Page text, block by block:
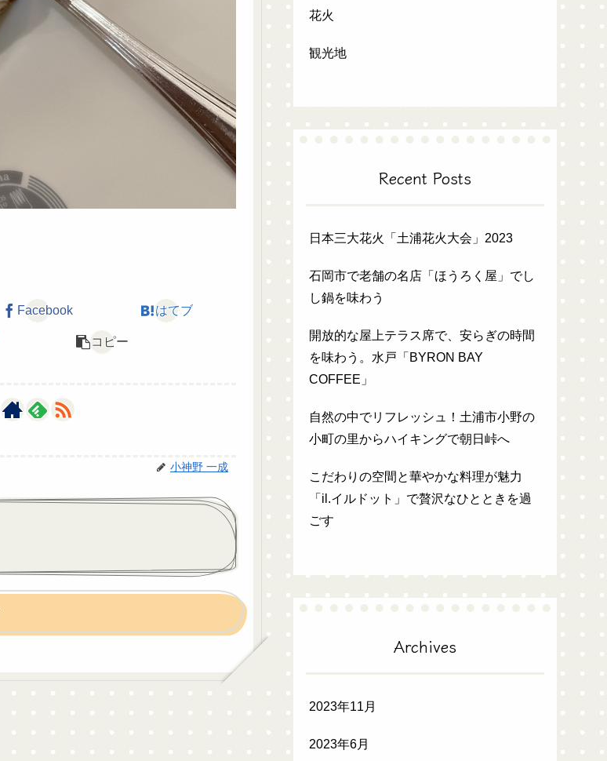
Facebook はてブ
コピー
小神野 一成
花火
観光地
Recent Posts
日本三大花火「土浦花火大会」2023
石岡市で老舗の名店「ほうろく屋」でし
し鍋を味わう
開放的な屋上テラス席で、安らぎの時間
を味わう。水戸「BYRON BAY
COFFEE」
自然の中でリフレッシュ！土浦市小野の
小町の里からハイキングで朝日峠へ
こだわりの空間と華やかな料理が魅力
「il.イルドット」で贅沢なひとときを過
ごす
Archives
2023年11月
2023年6月